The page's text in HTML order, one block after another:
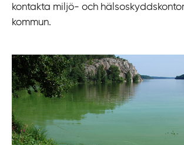
kontakta miljö- och
kommun.